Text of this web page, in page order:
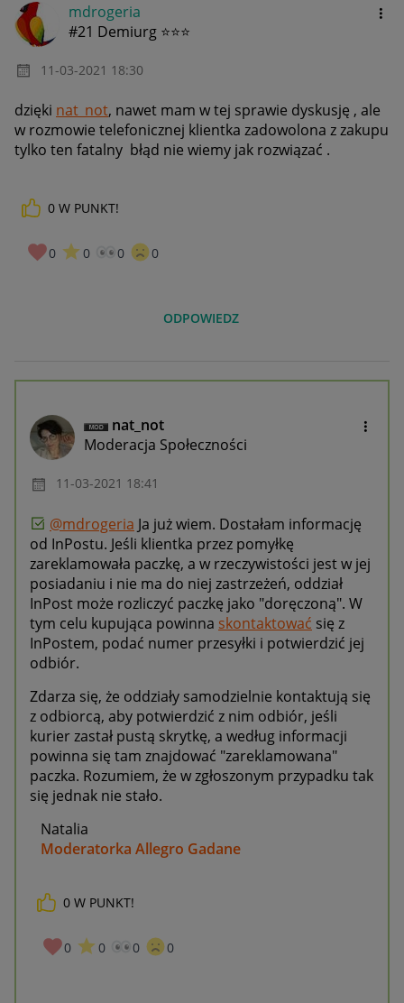
mdrogeria
#21 Demiurg ⭐⭐⭐
‎11-03-2021 18:30
dzięki nat_not, nawet mam w tej sprawie dyskusję , ale
w rozmowie telefonicznej klientka zadowolona z zakupu
tylko ten fatalny błąd nie wiemy jak rozwiązać .
0 W PUNKT!
0 0 0 0
ODPOWIEDZ
nat_not
Moderacja Społeczności
‎11-03-2021 18:41
@mdrogeria Ja już wiem. Dostałam informację
od InPostu. Jeśli klientka przez pomyłkę
zareklamowała paczkę, a w rzeczywistości jest w jej
posiadaniu i nie ma do niej zastrzeżeń, oddział
InPost może rozliczyć paczkę jako "doręczoną". W
tym celu kupująca powinna skontaktować się z
InPostem, podać numer przesyłki i potwierdzić jej
odbiór.
Zdarza się, że oddziały samodzielnie kontaktują się
z odbiorcą, aby potwierdzić z nim odbiór, jeśli
kurier zastał pustą skrytkę, a według informacji
powinna się tam znajdować "zareklamowana"
paczka. Rozumiem, że w zgłoszonym przypadku tak
się jednak nie stało.
Natalia
Moderatorka Allegro Gadane
0 W PUNKT!
0 0 0 0